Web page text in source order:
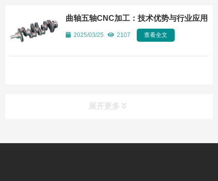
曲轴五轴CNC加工：技术优势与行业应用
2025/03/25 2107 查看全文
展开更多